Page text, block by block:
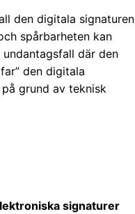
den digitala signaturen
spårbarheten kan
där den
den digitala
grund av teknisk
signaturer